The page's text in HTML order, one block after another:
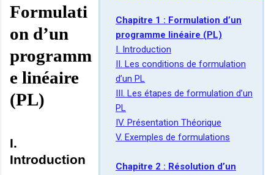
Chapitre 1 : Formulation d’un
programme linéaire (PL)
I. Introduction
II. Les conditions de formulation
d’un PL
III. Les étapes de formulation d’un
PL
IV. Présentation Théorique
V. Exemples de formulations
Chapitre 2 : Résolution d’un
Formulati
on d’un
programm
e linéaire
(PL)
I.
Introduction